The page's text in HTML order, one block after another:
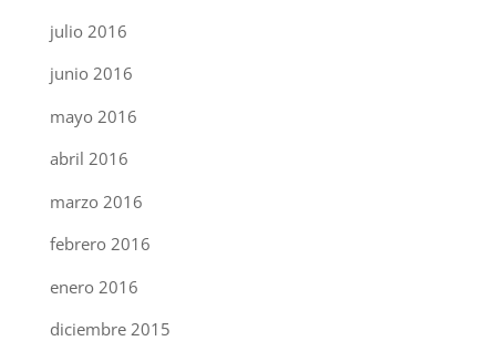
julio 2016
junio 2016
mayo 2016
abril 2016
marzo 2016
febrero 2016
enero 2016
diciembre 2015